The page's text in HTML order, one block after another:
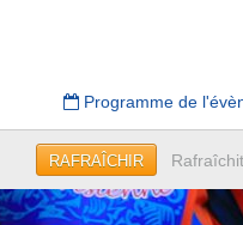
Programme de
RAFRAÎCHIR